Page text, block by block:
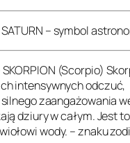
SATURN – symbol
SKORPION (Scorpio)
intensywnych odczuć,
zaangażowania
dziury w całym. Jest
wody. – znaku